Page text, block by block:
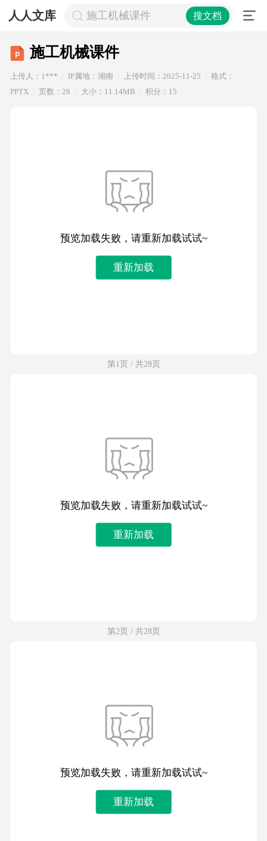
人人文库 施工机械课件 搜文档
施工机械课件
上传人：1*** IP属地：湖南 上传时间：2025-11-25
格式：
PPTX
页数：28 大小：11.14MB 积分：15
预览加载失败，请重新加载试试~
重新加载
第1页 / 共28页
预览加载失败，请重新加载试试~
重新加载
第2页 / 共28页
预览加载失败，请重新加载试试~
重新加载